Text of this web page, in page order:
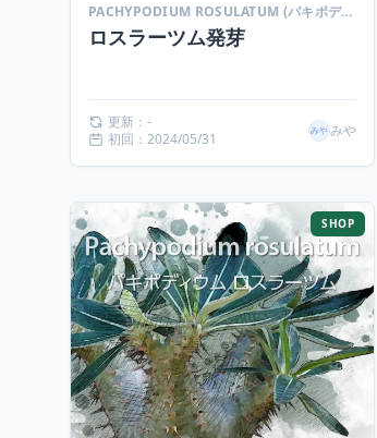
PACHYPODIUM ROSULATUM (パキポディウム ロスラーツム)
ロスラーツム発芽
更新：-
初回：2024/05/31
みや
SHOP